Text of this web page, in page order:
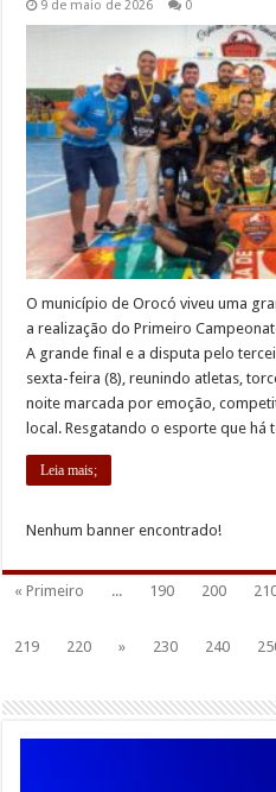
9 de maio de 2026 0
O município de Orocó viveu uma
a realização do Primeiro
A grande final e a disputa pelo
sexta-feira (8), reunindo atletas,
noite marcada por emoção,
local. Resgatando o esporte que
Leia mais;
Nenhum banner encontrado!
« Primeiro ... 190 200
219
220 » 230 240